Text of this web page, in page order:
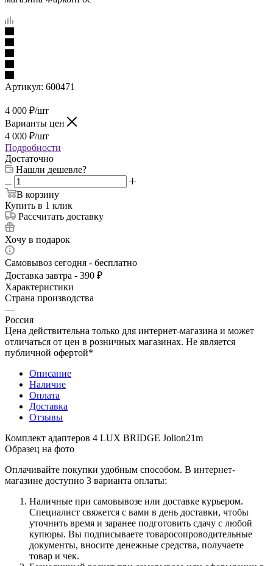
Артикул: 600471
4 000 ₽/шт
Варианты цен
4 000 ₽/шт
Подробности
Достаточно
Нашли дешевле?
В корзину
Купить в 1 клик
Рассчитать доставку
Хочу в подарок
Самовывоз сегодня - бесплатно
Доставка завтра - 390 ₽
Характеристики
Страна производства
—
Россия
Цена действительна только для интернет-магазина и может
отличаться от цен в розничных магазинах. Не является
публичной офертой*
Описание
Наличие
Оплата
Доставка
Отзывы
Комплект адаптеров 4 LUX BRIDGE Jolion21m
Образец на фото
Оплачивайте покупки удобным способом. В интернет-
магазине доступно 3 варианта оплаты:
Наличные при самовывозе или доставке курьером.
Специалист свяжется с вами в день доставки, чтобы
уточнить время и заранее подготовить сдачу с любой
купюры. Вы подписываете товаросопроводительные
документы, вносите денежные средства, получаете
товар и чек.